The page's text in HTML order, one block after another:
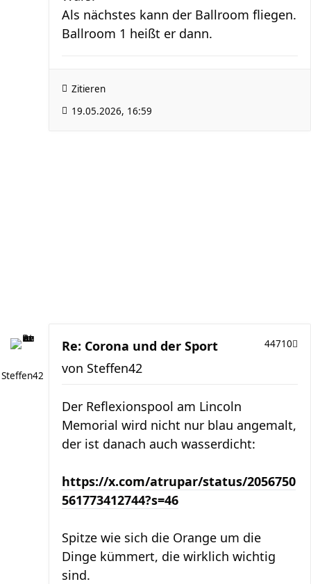
Als nächstes kann der Ballroom fliegen.
Ballroom 1 heißt er dann.
Zitieren
19.05.2026, 16:59
Steffen42
Re: Corona und der Sport 44710
von Steffen42
Der Reflexionspool am Lincoln
Memorial wird nicht nur blau angemalt,
der ist danach auch wasserdicht:
https://x.com/atrupar/status/2056750
561773412744?s=46
Spitze wie sich die Orange um die
Dinge kümmert, die wirklich wichtig
sind.